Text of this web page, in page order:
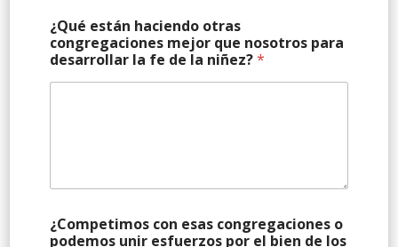
¿Qué están haciendo otras
congregaciones mejor que nosotros para
desarrollar la fe de la niñez?*
¿Competimos con esas congregaciones o
podemos unir esfuerzos por el bien de los